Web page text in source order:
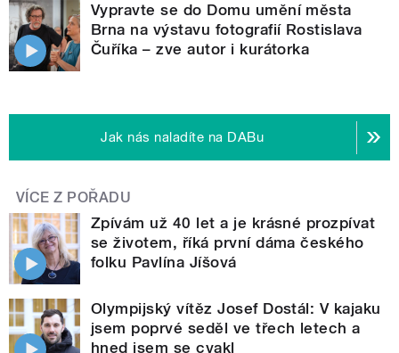
Vypravte se do Domu umění města
Brna na výstavu fotografií Rostislava
Čuříka – zve autor i kurátorka
Jak nás naladíte na DABu
VÍCE Z POŘADU
Zpívám už 40 let a je krásné prozpívat
se životem, říká první dáma českého
folku Pavlína Jíšová
Olympijský vítěz Josef Dostál: V kajaku
jsem poprvé seděl ve třech letech a
hned jsem se cvakl